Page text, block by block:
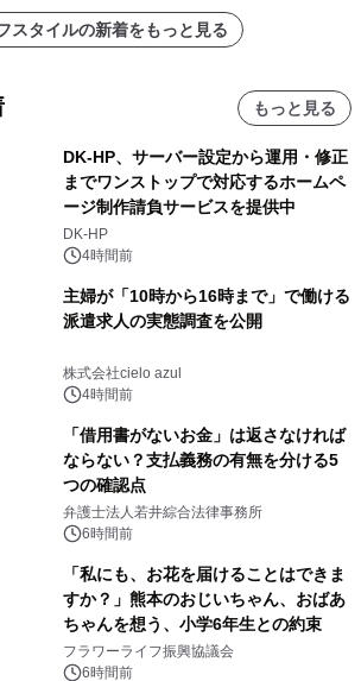
スタイルの新着をもっと見る
もっと見る
DK-HP、サーバー設定から運用・修正
までワンストップで対応するホームペ
ージ制作請負サービスを提供中
DK-HP
4時間前
主婦が「10時から16時まで」で働ける
派遣求人の実態調査を公開
株式会社cielo azul
4時間前
「借用書がないお金」は返さなければ
ならない？支払義務の有無を分ける5
つの確認点
弁護士法人若井綜合法律事務所
6時間前
「私にも、お花を届けることはできま
すか？」熊本のおじいちゃん、おばあ
ちゃんを想う、小学6年生との約束
フラワーライフ振興協議会
6時間前